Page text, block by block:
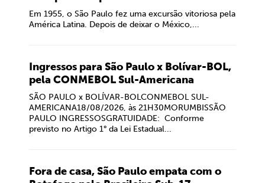
Em 1955, o São Paulo fez uma excursão vitoriosa pela
América Latina. Depois de deixar o México,...
Ingressos para São Paulo x Bolívar-BOL,
pela CONMEBOL Sul-Americana
SÃO PAULO x BOLÍVAR-BOLCONMEBOL SUL-
AMERICANA18/08/2026, às 21H30MORUMBISSÃO
PAULO INGRESSOSGRATUIDADE: Conforme
previsto no Artigo 1° da Lei Estadual...
Fora de casa, São Paulo empata com o